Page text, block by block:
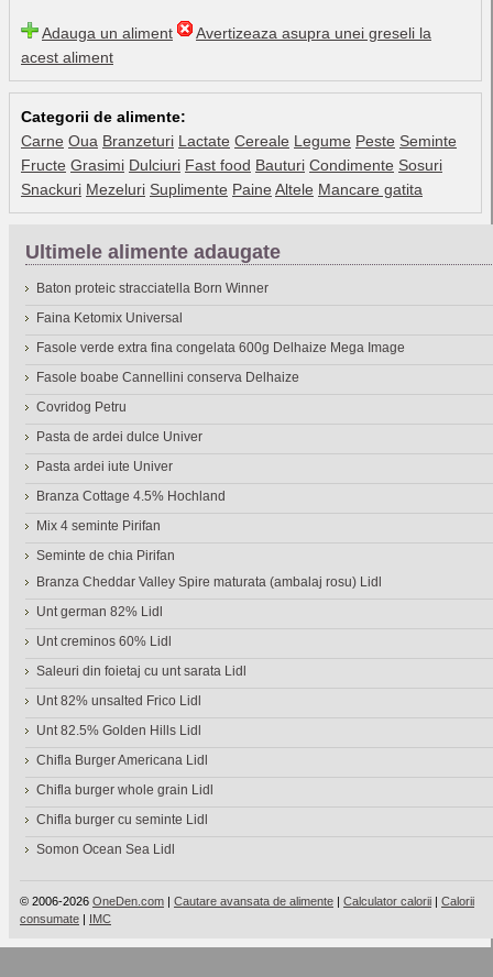
Adauga un aliment
Avertizeaza asupra unei greseli la
acest aliment
Categorii de alimente:
Carne Oua Branzeturi Lactate Cereale Legume Peste Seminte
Fructe Grasimi Dulciuri Fast food Bauturi Condimente Sosuri
Snackuri Mezeluri Suplimente Paine Altele Mancare gatita
Ultimele alimente adaugate
Baton proteic stracciatella Born Winner
Faina Ketomix Universal
Fasole verde extra fina congelata 600g Delhaize Mega Image
Fasole boabe Cannellini conserva Delhaize
Covridog Petru
Pasta de ardei dulce Univer
Pasta ardei iute Univer
Branza Cottage 4.5% Hochland
Mix 4 seminte Pirifan
Seminte de chia Pirifan
Branza Cheddar Valley Spire maturata (ambalaj rosu) Lidl
Unt german 82% Lidl
Unt creminos 60% Lidl
Saleuri din foietaj cu unt sarata Lidl
Unt 82% unsalted Frico Lidl
Unt 82.5% Golden Hills Lidl
Chifla Burger Americana Lidl
Chifla burger whole grain Lidl
Chifla burger cu seminte Lidl
Somon Ocean Sea Lidl
© 2006-2026 OneDen.com | Cautare avansata de alimente | Calculator calorii | Calorii
consumate | IMC